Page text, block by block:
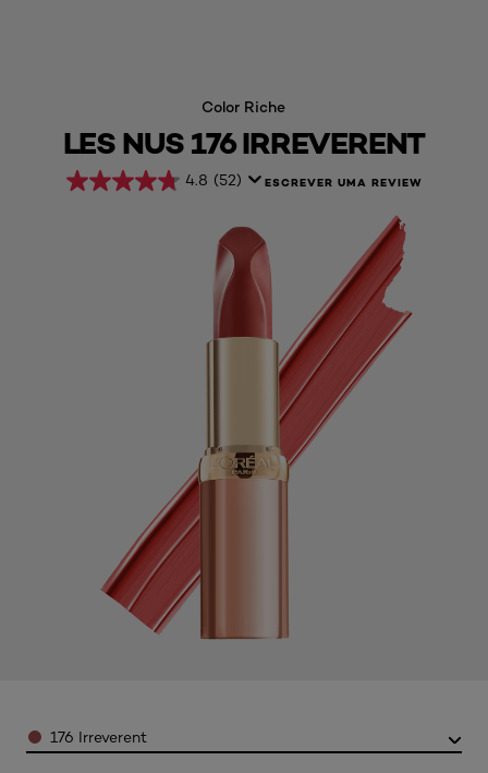
Color Riche
LES NUS 176 IRREVERENT
4.8 (52) ESCREVER UMA REVIEW
Color176 Irreverent